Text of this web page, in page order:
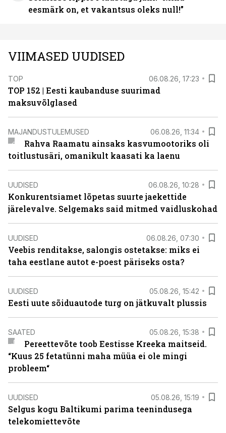
eesmärk on, et vakantsus oleks null!”
VIIMASED UUDISED
TOP 06.08.26, 17:23
TOP 152 | Eesti kaubanduse suurimad
maksuvõlglased
MAJANDUSTULEMUSED 06.08.26, 11:34
Rahva Raamatu ainsaks kasvumootoriks oli
toitlustusäri, omanikult kaasati ka laenu
UUDISED 06.08.26, 10:28
Konkurentsiamet lõpetas suurte jaekettide
järelevalve. Selgemaks said mitmed vaidluskohad
UUDISED 06.08.26, 07:30
Veebis renditakse, salongis ostetakse: miks ei
taha eestlane autot e-poest päriseks osta?
UUDISED 05.08.26, 15:42
Eesti uute sõiduautode turg on jätkuvalt plussis
SAATED 05.08.26, 15:38
Pereettevõte toob Eestisse Kreeka maitseid.
“Kuus 25 fetatünni maha müüa ei ole mingi
probleem“
UUDISED 05.08.26, 15:19
Selgus kogu Baltikumi parima teenindusega
telekomiettevõte